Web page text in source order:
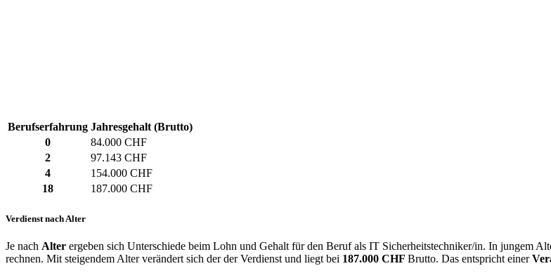
Berufserfahrung Jahresgehalt (Brutto)
0
84.000 CHF
2
97.143 CHF
4
154.000 CHF
18
187.000 CHF
Verdienst nach Alter
Je nach Alter ergeben sich Unterschiede beim Lohn und Gehalt für den Beruf als IT Sicherheitstechniker/in. In jungem
rechnen. Mit steigendem Alter verändert sich der der Verdienst und liegt bei 187.000 CHF Brutto. Das entspricht einer